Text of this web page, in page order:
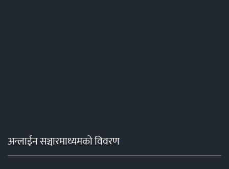
अन्लाईन सञ्चारमाध्यमको विवरण